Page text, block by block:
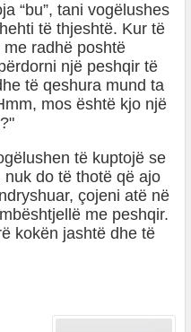
“bu”, tani vogëlushes
të thjeshtë. Kur të
radhë poshtë
një peshqir të
të qeshura mund ta
mos është kjo një
të kuptojë se
do të thotë që ajo
çojeni atë në
me peshqir.
kokën jashtë dhe të